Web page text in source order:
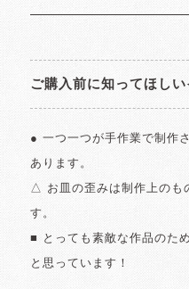
ご購入前に知ってほしい
● 一つ一つが手作業で制作
あります。
△ お皿の歪みは制作上のも
す。
■ とっても素敵な作品のた
と思っています！